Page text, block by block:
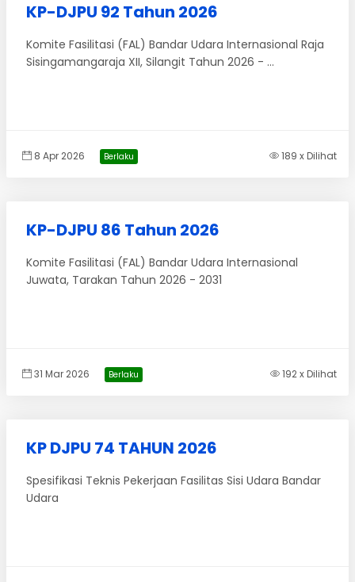
KP-DJPU 92 Tahun 2026
Komite Fasilitasi (FAL) Bandar Udara Internasional Raja
Sisingamangaraja XII, Silangit Tahun 2026 - ...
8 Apr 2026 Berlaku 189 x Dilihat
KP-DJPU 86 Tahun 2026
Komite Fasilitasi (FAL) Bandar Udara Internasional
Juwata, Tarakan Tahun 2026 - 2031
31 Mar 2026 Berlaku 192 x Dilihat
KP DJPU 74 TAHUN 2026
Spesifikasi Teknis Pekerjaan Fasilitas Sisi Udara Bandar
Udara